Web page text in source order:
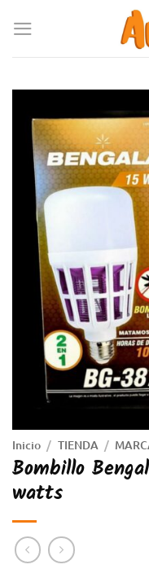
Inicio / TIENDA /
Bombillo
watts